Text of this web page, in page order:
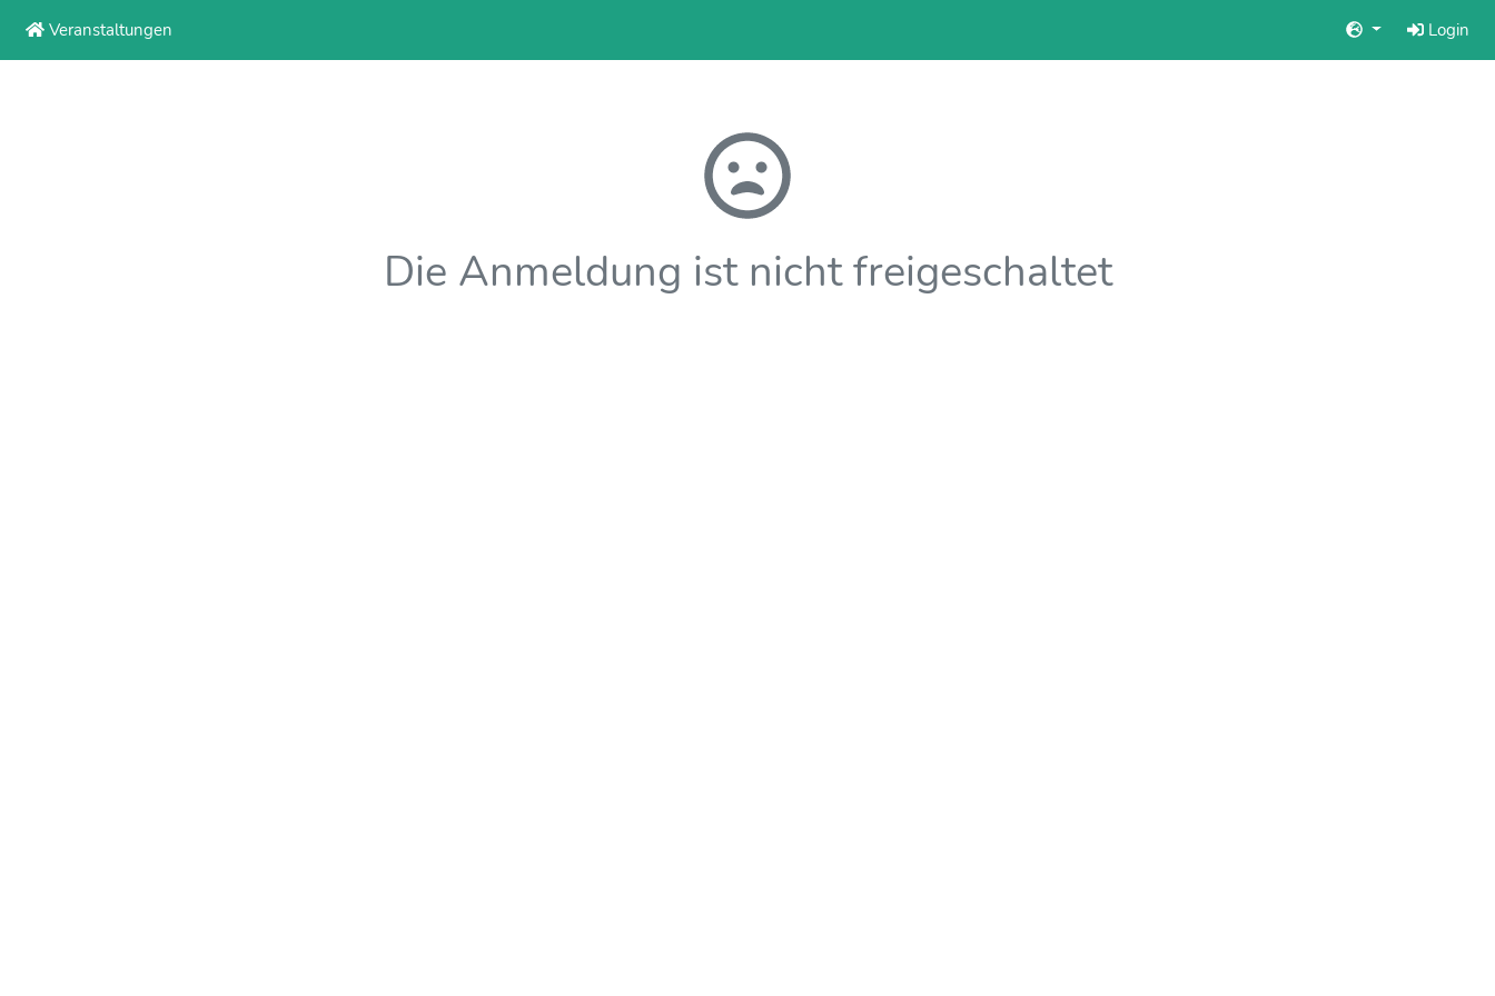
Veranstaltungen Login
Die Anmeldung ist nicht freigeschaltet